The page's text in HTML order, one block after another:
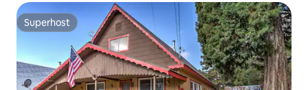
Superhost
Superhost